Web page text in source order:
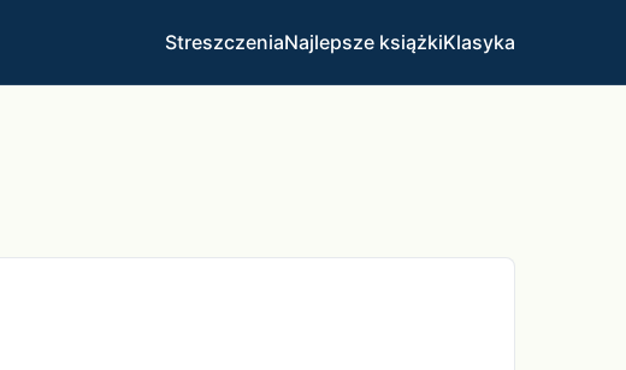
StreszczeniaNajlepsze książkiKlasyka